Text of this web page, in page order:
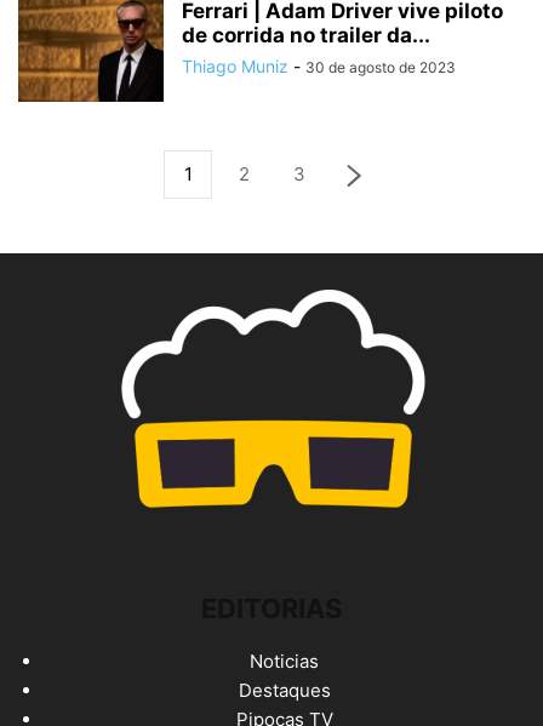
Ferrari | Adam Driver vive piloto
de corrida no trailer da...
Thiago Muniz - 30 de agosto de 2023
1 2 3
Noticias
Destaques
Pipocas TV